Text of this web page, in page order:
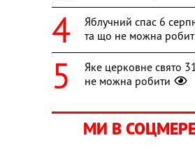
Яблучний спас 6
та що не можна
Яке церковне свято
не можна робити
МИ В